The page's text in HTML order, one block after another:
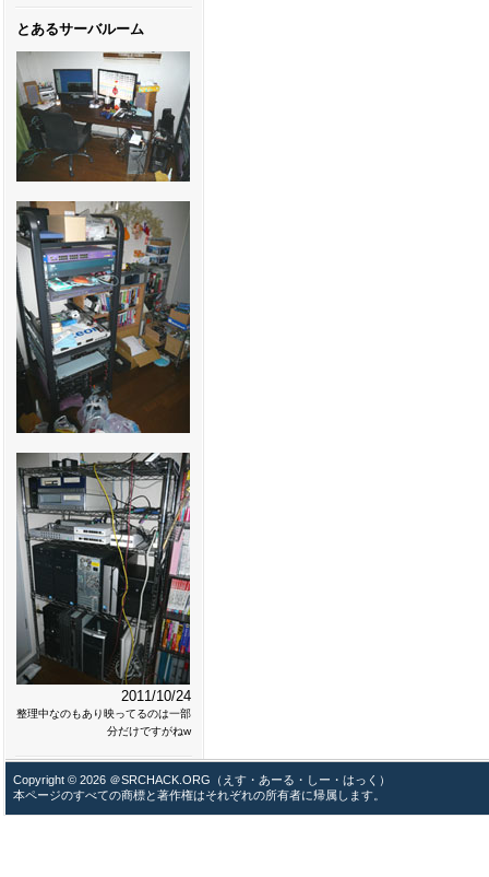
とあるサーバルーム
2011/10/24
整理中なのもあり映ってるのは一部
分だけですがねw
Copyright © 2026 ＠SRCHACK.ORG（えす・あーる・しー・はっく）
本ページのすべての商標と著作権はそれぞれの所有者に帰属します。